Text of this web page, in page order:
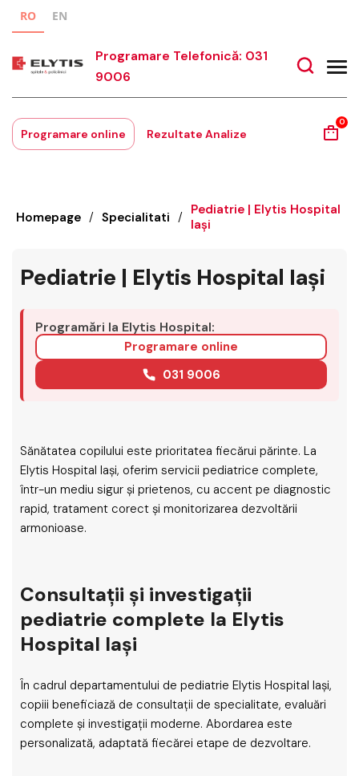
RO EN
Programare Telefonică: 031
9006
Programare online Rezultate Analize
0
Homepage / Specialitati / Pediatrie | Elytis Hospital
Iași
Pediatrie | Elytis Hospital Iași
Programări la Elytis Hospital:
Programare online
031 9006
Sănătatea copilului este prioritatea fiecărui părinte. La
Elytis Hospital Iași, oferim servicii pediatrice complete,
într-un mediu sigur și prietenos, cu accent pe diagnostic
rapid, tratament corect și monitorizarea dezvoltării
armonioase.
Consultații și investigații
pediatrie complete la Elytis
Hospital Iași
În cadrul departamentului de pediatrie Elytis Hospital Iași,
copiii beneficiază de consultații de specialitate, evaluări
complete și investigații moderne. Abordarea este
personalizată, adaptată fiecărei etape de dezvoltare.